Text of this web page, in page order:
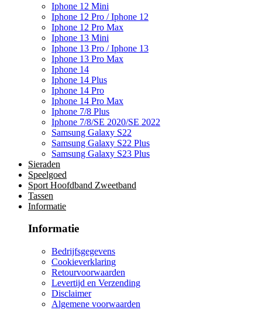
Iphone 12 Mini
Iphone 12 Pro / Iphone 12
Iphone 12 Pro Max
Iphone 13 Mini
Iphone 13 Pro / Iphone 13
Iphone 13 Pro Max
Iphone 14
Iphone 14 Plus
Iphone 14 Pro
Iphone 14 Pro Max
Iphone 7/8 Plus
Iphone 7/8/SE 2020/SE 2022
Samsung Galaxy S22
Samsung Galaxy S22 Plus
Samsung Galaxy S23 Plus
Sieraden
Speelgoed
Sport Hoofdband Zweetband
Tassen
Informatie
Informatie
Bedrijfsgegevens
Cookieverklaring
Retourvoorwaarden
Levertijd en Verzending
Disclaimer
Algemene voorwaarden